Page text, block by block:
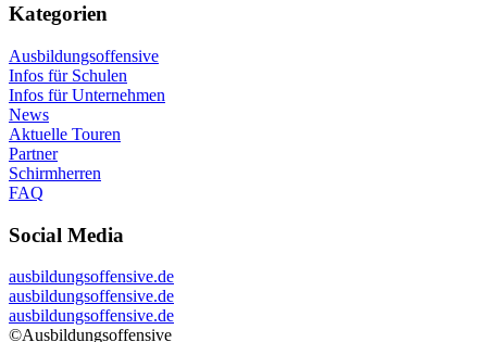
Kategorien
Ausbildungsoffensive
Infos für Schulen
Infos für Unternehmen
News
Aktuelle Touren
Partner
Schirmherren
FAQ
Social Media
ausbildungsoffensive.de
ausbildungsoffensive.de
ausbildungsoffensive.de
©Ausbildungsoffensive